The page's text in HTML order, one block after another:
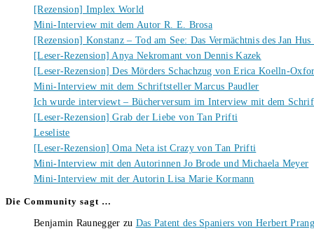
[Rezension] Implex World
Mini-Interview mit dem Autor R. E. Brosa
[Rezension] Konstanz – Tod am See: Das Vermächtnis des Jan
[Leser-Rezension] Anya Nekromant von Dennis Kazek
[Leser-Rezension] Des Mörders Schachzug von Erica Koelln-
Mini-Interview mit dem Schriftsteller Marcus Paudler
Ich wurde interviewt – Bücherversum im Interview mit dem
[Leser-Rezension] Grab der Liebe von Tan Prifti
Leseliste
[Leser-Rezension] Oma Neta ist Crazy von Tan Prifti
Mini-Interview mit den Autorinnen Jo Brode und Michaela Meyer
Mini-Interview mit der Autorin Lisa Marie Kormann
Die Community sagt …
Benjamin Raunegger zu Das Patent des Spaniers von Herbert